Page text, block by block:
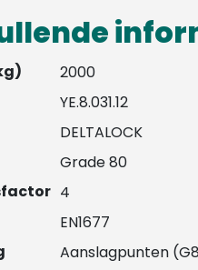
2000
YE.8.031.12
DELTALOCK
Grade 80
4
EN1677
Aanslagpunten